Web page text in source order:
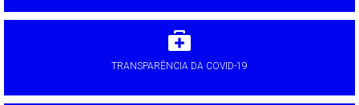
TRANSPARÊNCIA DA COVID-19